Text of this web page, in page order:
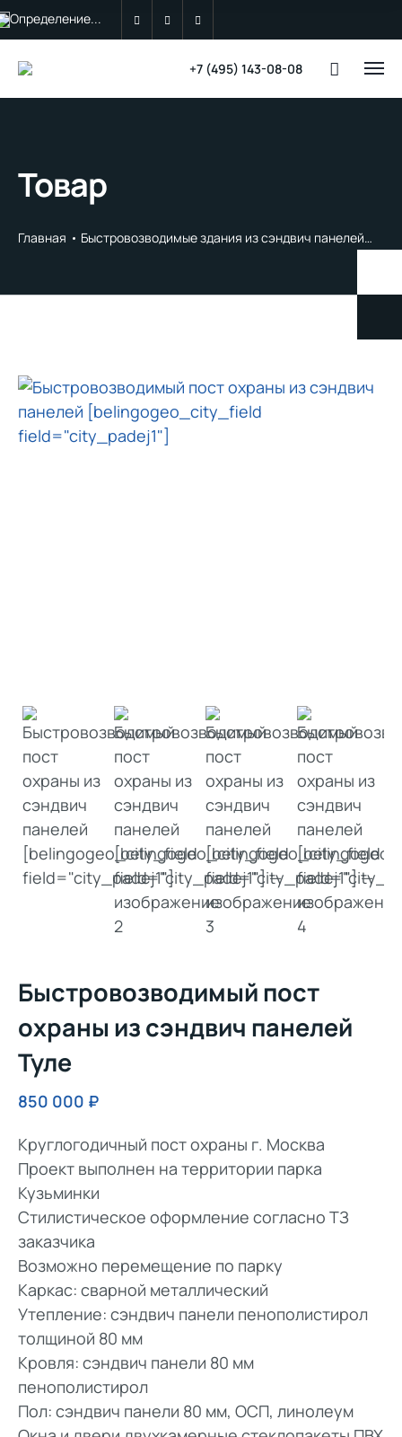
Определение...
+7 (495) 143-08-08
Товар
Главная Быстровозводимые здания из сэндвич панелей
Быстровозводимый пост
охраны из сэндвич панелей
Туле
850 000 ₽
Круглогодичный пост охраны г. Москва
Проект выполнен на территории парка
Кузьминки
Стилистическое оформление согласно ТЗ
заказчика
Возможно перемещение по парку
Каркас: сварной металлический
Утепление: сэндвич панели пенополистирол
толщиной 80 мм
Кровля: сэндвич панели 80 мм
пенополистирол
Пол: сэндвич панели 80 мм, ОСП, линолеум